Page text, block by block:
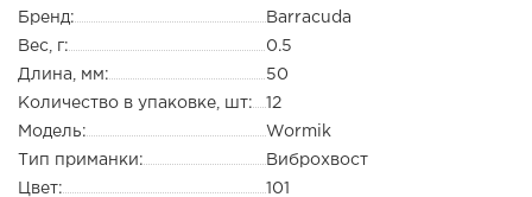
Бренд:
Barracuda
Вес, г:
0.5
Длина, мм:
50
Количество в упаковке, шт:
12
Модель:
Wormik
Тип приманки:
Виброхвост
Цвет:
101